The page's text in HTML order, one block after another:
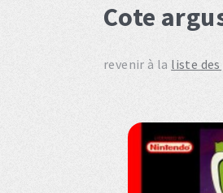
Cote
revenir à la liste des